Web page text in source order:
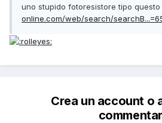
uno stupido fotoresistore tipo questo
online.com/web/search/
Crea un account o